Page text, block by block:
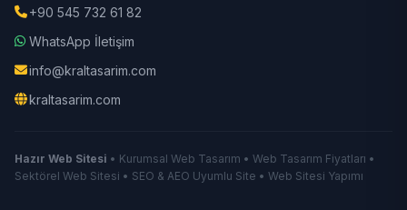
+90 545 732 61 82
WhatsApp İletişim
info@kraltasarim.com
kraltasarim.com
Hazır Web Sitesi • Kurumsal Web Tasarım • Web Tasarım Fiyatları •
Sektörel Web Sitesi • SEO & AEO Uyumlu Site • Web Sitesi Yapımı